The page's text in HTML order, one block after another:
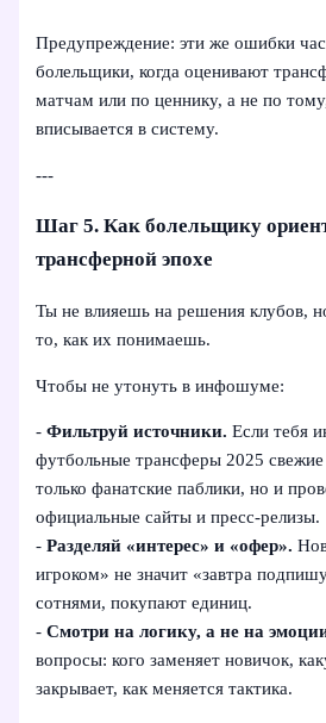
Предупреждение: эти же ошибки
болельщики, когда оценивают
матчам или по ценнику, а не по
вписывается в систему.
---
Шаг 5. Как болельщику
трансферной эпохе
Ты не влияешь на решения клубов,
то, как их понимаешь.
Чтобы не утонуть в инфошуме:
-Фильтруй источники. Если тебя
футбольные трансферы 2025
только фанатские паблики, но и
официальные сайты и пресс-релизы.
-Разделяй «интерес» и «офер».
игроком» не значит «завтра
сотнями, покупают единиц.
-Смотри на логику, а не на
вопросы: кого заменяет новичок,
закрывает, как меняется тактика.